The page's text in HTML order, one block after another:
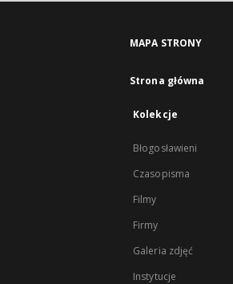
MAPA STRONY
Strona główna
Kolekcje
Błogosławieni
Czasopisma
Filmy
Firmy
Galeria zdjęć
Instytucje